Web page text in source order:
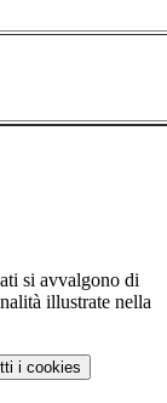
si avvalgono di
illustrate nella
i cookies